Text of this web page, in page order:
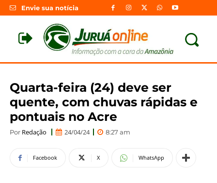
Envie sua notícia
Quarta-feira (24) deve ser
quente, com chuvas rápidas e
pontuais no Acre
Por Redação 24/04/24 8:27 am
Facebook X WhatsApp